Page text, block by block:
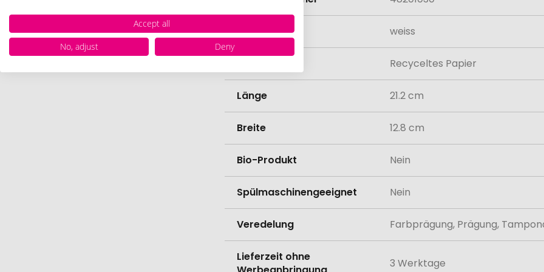
Farbe weiss
Recyceltes Papier
Länge 21.2 cm
Breite 12.8 cm
Bio-Produkt Nein
Spülmaschinengeeignet Nein
Veredelung Farbprägung, Prägung,
Lieferzeit ohne
3 Werktage
Accept all
No, adjust
Deny